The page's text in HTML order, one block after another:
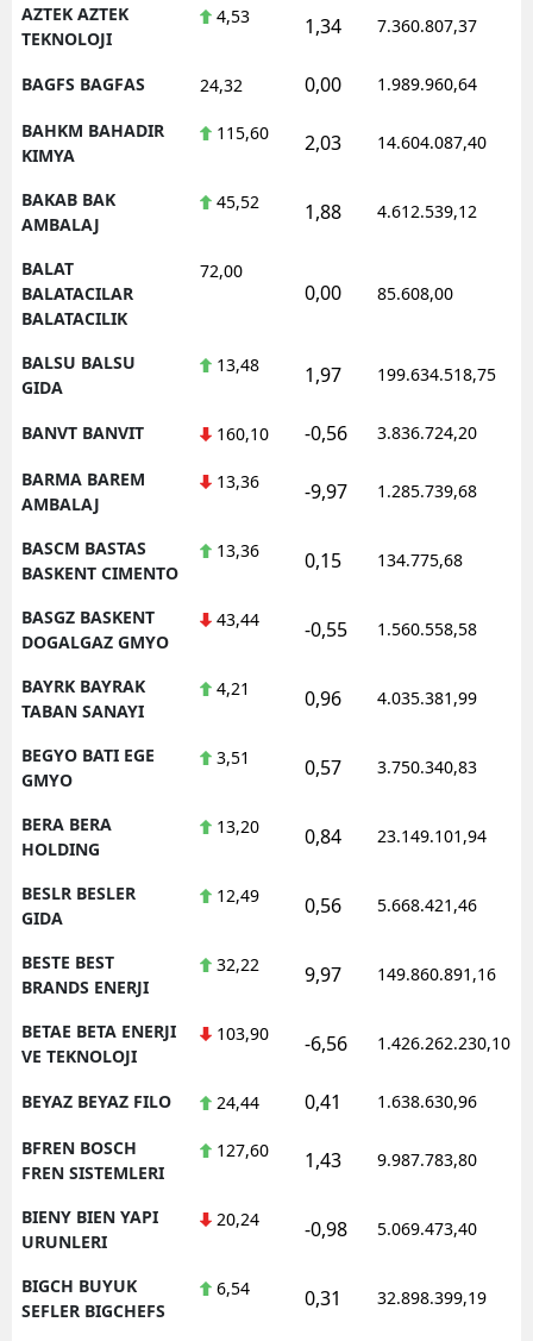
AZTEK AZTEK
TEKNOLOJI
4,53 1,34 7.360.807,37
BAGFS BAGFAS 24,32 0,00 1.989.960,64
BAHKM BAHADIR
KIMYA
115,60 2,03 14.604.087,40
BAKAB BAK
AMBALAJ
45,52 1,88 4.612.539,12
BALAT
BALATACILAR
BALATACILIK
72,00
0,00 85.608,00
BALSU BALSU
GIDA
13,48 1,97 199.634.518,75
BANVT BANVIT 160,10 -0,56 3.836.724,20
BARMA BAREM
AMBALAJ
13,36 -9,97 1.285.739,68
BASCM BASTAS
BASKENT CIMENTO
13,36 0,15 134.775,68
BASGZ BASKENT
DOGALGAZ GMYO
43,44 -0,55 1.560.558,58
BAYRK BAYRAK
TABAN SANAYI
4,21 0,96 4.035.381,99
BEGYO BATI EGE
GMYO
3,51 0,57 3.750.340,83
BERA BERA
HOLDING
13,20 0,84 23.149.101,94
BESLR BESLER
GIDA
12,49 0,56 5.668.421,46
BESTE BEST
BRANDS ENERJI
32,22 9,97 149.860.891,16
BETAE BETA ENERJI
VE TEKNOLOJI
103,90 -6,56 1.426.262.230,10
BEYAZ BEYAZ FILO 24,44 0,41 1.638.630,96
BFREN BOSCH
FREN SISTEMLERI
127,60 1,43 9.987.783,80
BIENY BIEN YAPI
URUNLERI
20,24 -0,98 5.069.473,40
BIGCH BUYUK
SEFLER BIGCHEFS
6,54 0,31 32.898.399,19